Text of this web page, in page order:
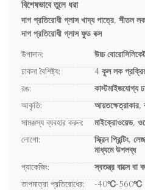
বিশেষভাবে তুলে ধরা
দাগ প্রতিরোধী গ্লাস খাদ্য পাত্রে, শীতল
দাগ প্রতিরোধী গ্লাস ফুড বক্স
উপাদান:
উচ্চ
ঢাকনা বৈশিষ্ট্য:
4 কুল লক
রঙ:
কাস্টমাইজযোগ্য
আকৃতি:
আয়তক্ষেত্রাকার,
সামঞ্জস্য ব্যবহার করুন:
মাইক্রোওয়েভ,
লোগো:
স্ক্রিন প্রিন্টিং,
মাধ্যমে উপলব্ধ
প্যাকেজিং:
স্বতন্ত্র বাক্সে
তাপমাত্রা প্রতিরোধের:
-40℃-560℃